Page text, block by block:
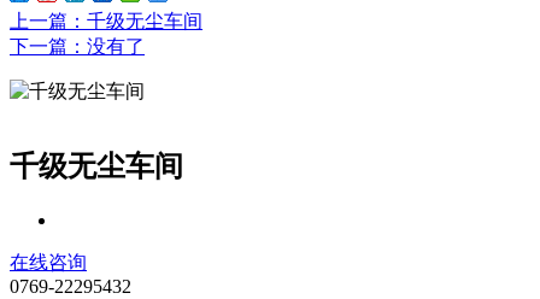
上一篇 ：千级无尘车间
下一篇 ：没有了
千级无尘车间
在线咨询
0769-22295432